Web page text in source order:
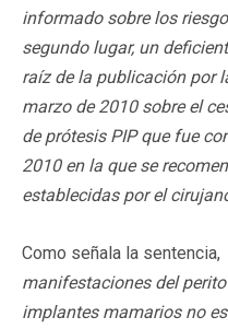
informado sobre los
segundo lugar, un
raíz de la publicación por
marzo de 2010 sobre el
de prótesis PIP que fue
2010 en la que se
establecidas por el
Como señala la sentencia,
manifestaciones del
implantes mamarios no